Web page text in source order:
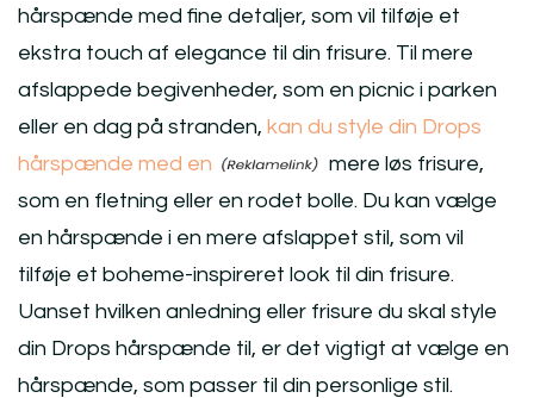
hårspænde med fine detaljer, som vil tilføje et
ekstra touch af elegance til din frisure. Til mere
afslappede begivenheder, som en picnic i parken
eller en dag på stranden, kan du style din Drops
hårspænde med en
mere løs frisure,
som en fletning eller en rodet bolle. Du kan vælge
en hårspænde i en mere afslappet stil, som vil
tilføje et boheme-inspireret look til din frisure.
Uanset hvilken anledning eller frisure du skal style
din Drops hårspænde til, er det vigtigt at vælge en
hårspænde, som passer til din personlige stil.